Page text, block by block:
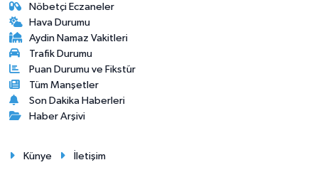
Nöbetçi Eczaneler
Hava Durumu
Aydin Namaz Vakitleri
Trafik Durumu
Puan Durumu ve Fikstür
Tüm Manşetler
Son Dakika Haberleri
Haber Arşivi
Künye İletişim